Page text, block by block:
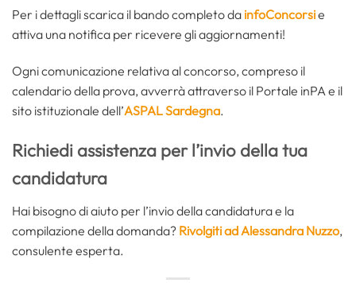
Per i dettagli scarica il bando completo da infoConcorsie
attiva una notifica per ricevere gli aggiornamenti!
Ogni comunicazione relativa al concorso, compreso il
calendario della prova, avverrà attraverso il Portale inPA e il
sito istituzionale dell’ASPAL Sardegna.
Richiedi assistenza per l’invio della tua
candidatura
Hai bisogno di aiuto per l’invio della candidatura e la
compilazione della domanda? Rivolgiti ad Alessandra Nuzzo,
consulente esperta.